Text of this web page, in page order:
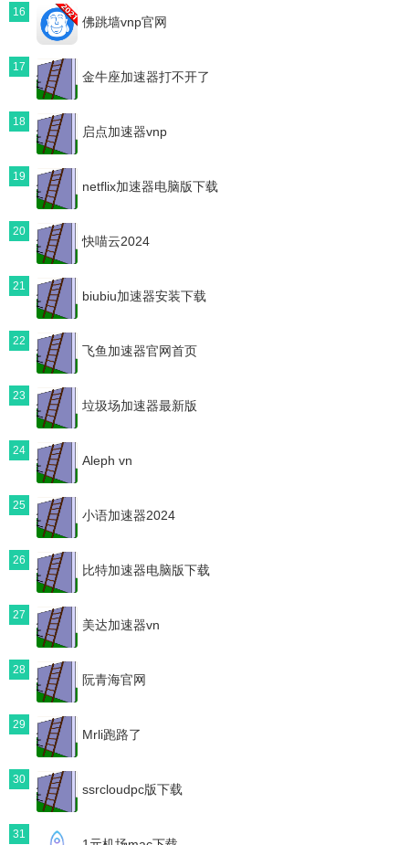
16
佛跳墙vnp官网
17
金牛座加速器打不开了
18
启点加速器vnp
19
netflix加速器电脑版下载
20
快喵云2024
21
biubiu加速器安装下载
22
飞鱼加速器官网首页
23
垃圾场加速器最新版
24
Aleph vn
25
小语加速器2024
26
比特加速器电脑版下载
27
美达加速器vn
28
阮青海官网
29
Mrli跑路了
30
ssrcloudpc版下载
31